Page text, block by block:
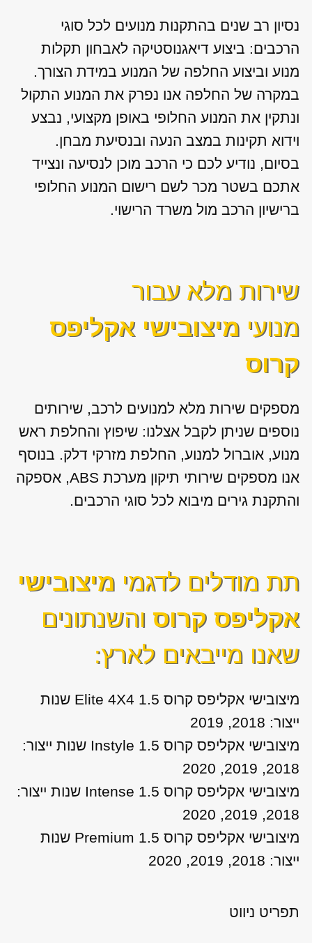
נסיון רב שנים בהתקנות מנועים לכל סוגי
הרכבים: ביצוע דיאגנוסטיקה לאבחון תקלות
מנוע וביצוע החלפה של המנוע במידת הצורך.
במקרה של החלפה אנו נפרק את המנוע התקול
ונתקין את המנוע החלופי באופן מקצועי, נבצע
וידוא תקינות במצב הנעה ובנסיעת מבחן.
בסיום, נודיע לכם כי הרכב מוכן לנסיעה ונצייד
אתכם בשטר מכר לשם רישום המנוע החלופי
ברישיון הרכב מול משרד הרישוי.
שירות מלא עבור
מנועי מיצובישי אקליפס
קרוס
מספקים שירות מלא למנועים לרכב, שירותים
נוספים שניתן לקבל אצלנו: שיפוץ והחלפת ראש
מנוע, אוברול למנוע, החלפת מזרקי דלק. בנוסף
אנו מספקים שירותי תיקון מערכת ABS, אספקה
והתקנת גירים מיבוא לכל סוגי הרכבים.
תת מודלים לדגמי מיצובישי
אקליפס קרוס והשנתונים
שאנו מייבאים לארץ:
מיצובישי אקליפס קרוס 1.5 Elite 4X4 שנות
ייצור: 2018, 2019
מיצובישי אקליפס קרוס Instyle 1.5 שנות ייצור:
2018, 2019, 2020
מיצובישי אקליפס קרוס Intense 1.5 שנות ייצור:
2018, 2019, 2020
מיצובישי אקליפס קרוס Premium 1.5 שנות
ייצור: 2018, 2019, 2020
תפריט ניווט